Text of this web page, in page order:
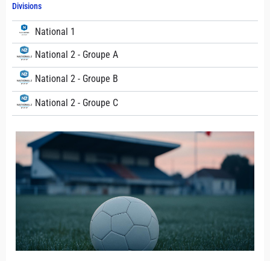
Divisions
National 1
National 2 - Groupe A
National 2 - Groupe B
National 2 - Groupe C